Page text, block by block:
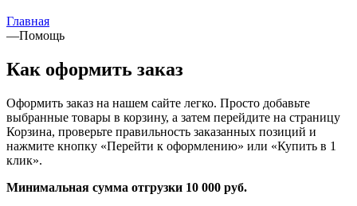
Главная
—Помощь
Как оформить заказ
Оформить заказ на нашем сайте легко. Просто добавьте
выбранные товары в корзину, а затем перейдите на страницу
Корзина, проверьте правильность заказанных позиций и
нажмите кнопку «Перейти к оформлению» или «Купить в 1
клик».
Минимальная сумма отгрузки 10 000 руб.